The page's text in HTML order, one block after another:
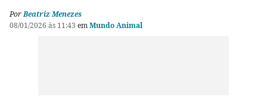
PorBeatriz Menezes
08/01/2026 às 11:43 emMundo Animal